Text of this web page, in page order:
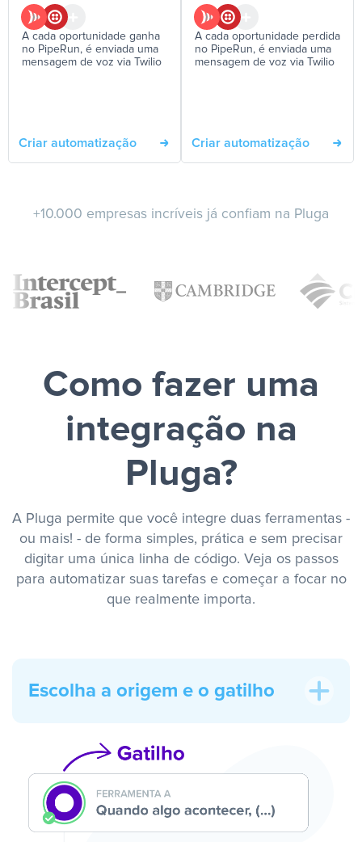
A cada oportunidade ganha
no PipeRun, é enviada uma
mensagem de voz via Twilio
Criar automatização
A cada oportunidade perdida
no PipeRun, é enviada uma
mensagem de voz via Twilio
Criar automatização
+10.000 empresas incríveis já confiam na Pluga
Como fazer uma
integração na
Pluga?
A Pluga permite que você integre duas ferramentas -
ou mais! - de forma simples, prática e sem precisar
digitar uma única linha de código. Veja os passos
para automatizar suas tarefas e começar a focar no
que realmente importa.
Escolha a origem e o gatilho